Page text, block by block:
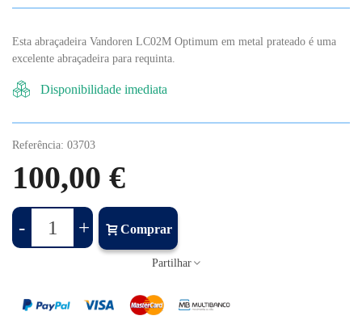
Esta abraçadeira Vandoren LC02M Optimum em metal prateado é uma
excelente abraçadeira para requinta.
Disponibilidade imediata
Referência: 03703
100,00 €
- + Comprar
Partilhar